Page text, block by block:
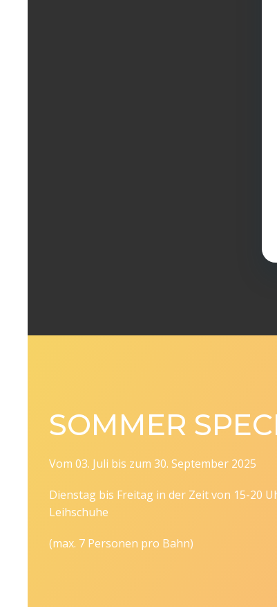
SOMMER
Vom 03. Juli bis zum 30. September 2025
Dienstag bis Freitag in der Zeit von 15-20
Leihschuhe
(max. 7 Personen pro Bahn)